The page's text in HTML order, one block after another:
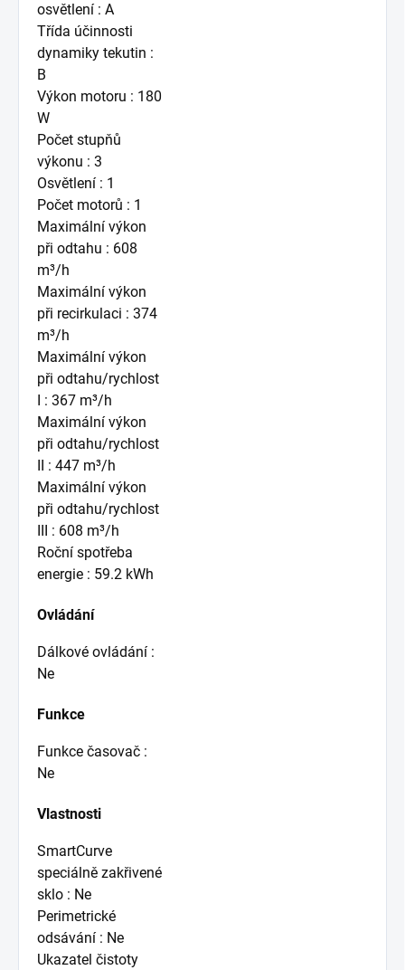
osvětlení : A
Třída účinnosti
dynamiky tekutin :
B
Výkon motoru : 180
W
Počet stupňů
výkonu : 3
Osvětlení : 1
Počet motorů : 1
Maximální výkon
při odtahu : 608
m³/h
Maximální výkon
při recirkulaci : 374
m³/h
Maximální výkon
při odtahu/rychlost
I : 367 m³/h
Maximální výkon
při odtahu/rychlost
II : 447 m³/h
Maximální výkon
při odtahu/rychlost
III : 608 m³/h
Roční spotřeba
energie : 59.2 kWh
Ovládání
Dálkové ovládání :
Ne
Funkce
Funkce časovač :
Ne
Vlastnosti
SmartCurve
speciálně zakřivené
sklo : Ne
Perimetrické
odsávání : Ne
Ukazatel čistoty